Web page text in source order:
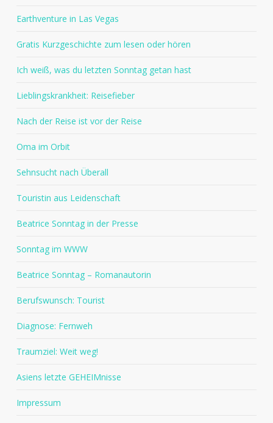
Earthventure in Las Vegas
Gratis Kurzgeschichte zum lesen oder hören
Ich weiß, was du letzten Sonntag getan hast
Lieblingskrankheit: Reisefieber
Nach der Reise ist vor der Reise
Oma im Orbit
Sehnsucht nach Überall
Touristin aus Leidenschaft
Beatrice Sonntag in der Presse
Sonntag im WWW
Beatrice Sonntag – Romanautorin
Berufswunsch: Tourist
Diagnose: Fernweh
Traumziel: Weit weg!
Asiens letzte GEHEIMnisse
Impressum